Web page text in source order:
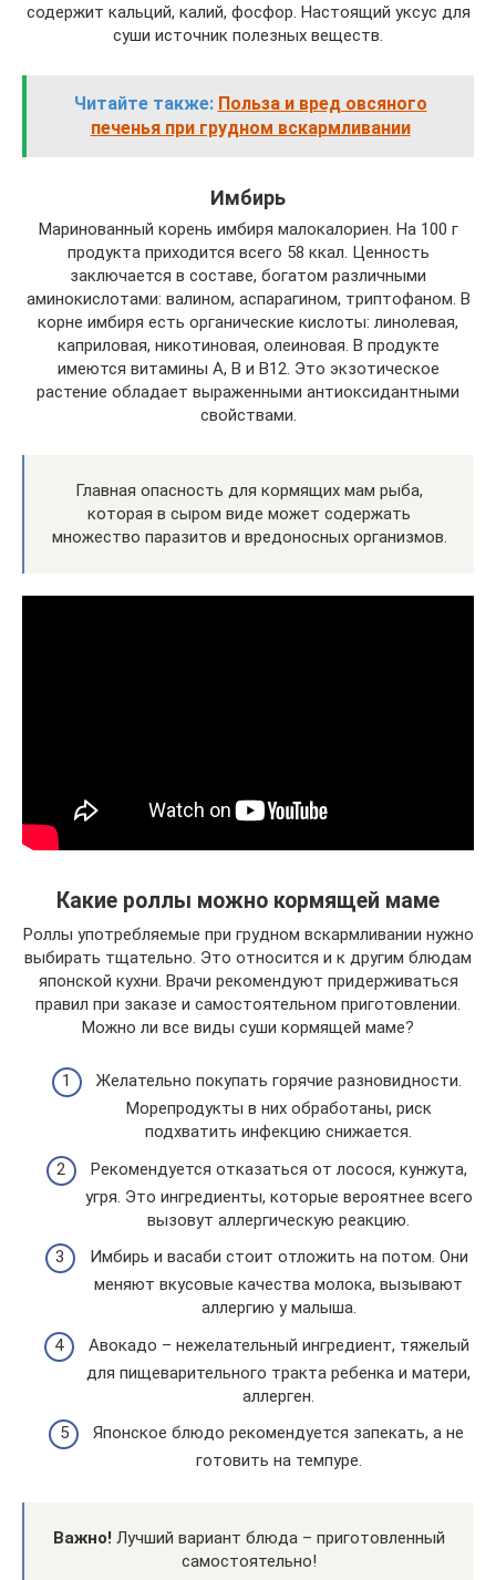
содержит кальций, калий, фосфор. Настоящий уксус для
суши источник полезных веществ.
Читайте также: Польза и вред овсяного
печенья при грудном вскармливании
Имбирь
Маринованный корень имбиря малокалориен. На 100 г
продукта приходится всего 58 ккал. Ценность
заключается в составе, богатом различными
аминокислотами: валином, аспарагином, триптофаном. В
корне имбиря есть органические кислоты: линолевая,
каприловая, никотиновая, олеиновая. В продукте
имеются витамины A, B и В12. Это экзотическое
растение обладает выраженными антиоксидантными
свойствами.
Главная опасность для кормящих мам рыба,
которая в сыром виде может содержать
множество паразитов и вредоносных организмов.
Какие роллы можно кормящей маме
Роллы употребляемые при грудном вскармливании нужно
выбирать тщательно. Это относится и к другим блюдам
японской кухни. Врачи рекомендуют придерживаться
правил при заказе и самостоятельном приготовлении.
Можно ли все виды суши кормящей маме?
Желательно покупать горячие разновидности.
Морепродукты в них обработаны, риск
подхватить инфекцию снижается.
Рекомендуется отказаться от лосося, кунжута,
угря. Это ингредиенты, которые вероятнее всего
вызовут аллергическую реакцию.
Имбирь и васаби стоит отложить на потом. Они
меняют вкусовые качества молока, вызывают
аллергию у малыша.
Авокадо – нежелательный ингредиент, тяжелый
для пищеварительного тракта ребенка и матери,
аллерген.
Японское блюдо рекомендуется запекать, а не
готовить на темпуре.
Важно! Лучший вариант блюда – приготовленный
самостоятельно!